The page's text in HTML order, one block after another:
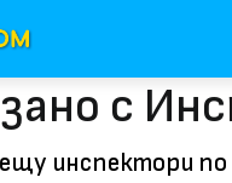
с
инспектори